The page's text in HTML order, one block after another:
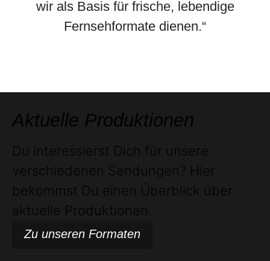
wir als Basis für frische, lebendige
Fernsehformate dienen.“
Aktuelle Produktionen
Du interessierst Dich für unsere
verschiedenen Sendungen? Hier
bekommst Du einen Überblick über
aktuelle Produktionen.
Zu unseren Formaten